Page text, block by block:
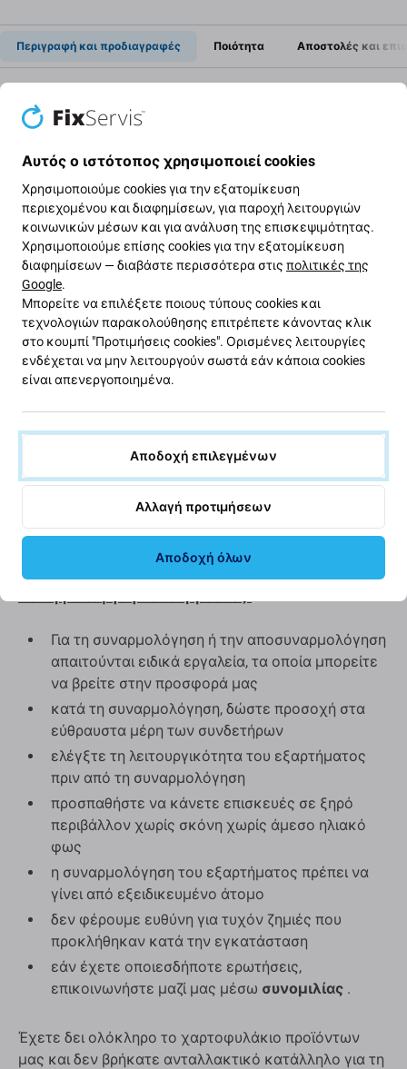
Περιγραφή και προδιαγραφές Ποιότητα Αποστολές και
Υποδοχή φόρτισης + καλώδιο Flex
για Apple iPhone X
Εάν η συσκευή σας Apple iPhone X σταμάτησενα
φορτίζεται , αυτό είναι τομέρος που χρειάζεστεγια
να λειτουργήσει ξανά η συσκευή σας.
Ποιότητα ανταλλακτικών
Ποιότητα: Aftermarket - Τα ανταλλακτικά που
πωλούνται ως Aftermarket κατασκευάζονται με τα
ίδια πρότυπα, προδιαγραφές και υλικά με το γνήσιο.
διακυμάνσεις στη λειτουργικότητα, την ποιότητα ή
την εμφάνιση. Για να μάθετε περισσότερα σχετικά με
την ποιότητα, διαβάστε το ιστολόγιό μας όπου
εστιάζουμε στην ποιότητα με περισσότερες
Για τη συναρμολόγηση ή την αποσυναρμολόγηση
απαιτούνται ειδικά εργαλεία, τα οποία μπορείτε
να βρείτε στην προσφορά μας
κατά τη συναρμολόγηση, δώστε προσοχή στα
εύθραυστα μέρη των συνδετήρων
ελέγξτε τη λειτουργικότητα του εξαρτήματος
πριν από τη συναρμολόγηση
προσπαθήστε να κάνετε επισκευές σε ξηρό
περιβάλλον χωρίς σκόνη χωρίς άμεσο ηλιακό
φως
η συναρμολόγηση του εξαρτήματος πρέπει να
γίνει από εξειδικευμένο άτομο
δεν φέρουμε ευθύνη για τυχόν ζημιές που
προκλήθηκαν κατά την εγκατάσταση
εάν έχετε οποιεσδήποτε ερωτήσεις,
επικοινωνήστε μαζί μας μέσω συνομιλίας .
Έχετε δει ολόκληρο το χαρτοφυλάκιο προϊόντων
μας και δεν βρήκατε ανταλλακτικό κατάλληλο για τη
Αυτός ο ιστότοπος χρησιμοποιεί cookies
Χρησιμοποιούμε cookies για την εξατομίκευση
περιεχομένου και διαφημίσεων, για παροχή λειτουργιών
κοινωνικών μέσων και για ανάλυση της επισκεψιμότητας.
Χρησιμοποιούμε επίσης cookies για την εξατομίκευση
διαφημίσεων — διαβάστε περισσότερα στις πολιτικές της
Google.
Μπορείτε να επιλέξετε ποιους τύπους cookies και
τεχνολογιών παρακολούθησης επιτρέπετε κάνοντας κλικ
στο κουμπί "Προτιμήσεις cookies". Ορισμένες λειτουργίες
ενδέχεται να μην λειτουργούν σωστά εάν κάποια cookies
είναι απενεργοποιημένα.
Αποδοχή επιλεγμένων
Αλλαγή προτιμήσεων
Αποδοχή όλων